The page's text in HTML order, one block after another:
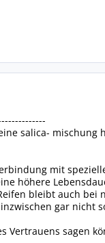
salica-
mit
höhere
bleibt auch
gar nicht
Vertrauens sagen